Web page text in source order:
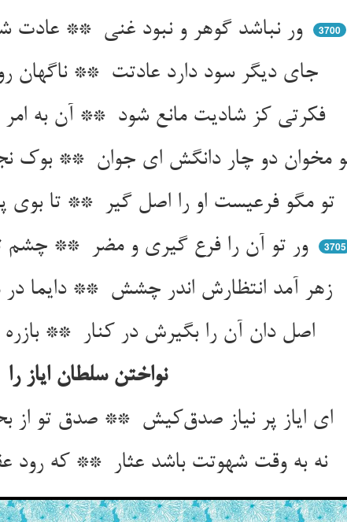
ور نباشد گوهر و نبود غنی ** عادت شیرین خود افزون کنی
3700
جای دیگر سود دارد عادتت ** ناگهان روزی بر آید حاجتت
فکرتی کز شادیت مانع شود ** آن به امر و حکمت صانع شود
ور تو آن را فرع گیری و مضر ** چشم تو در اصل باشد منتظر
3705
نواختن سلطان ایاز را
ای ایاز پر نیاز صدق‌کیش ** صدق تو از بحر و از کوهست بیش
نه به وقت شهوتت باشد عثار ** که رود عقل چو کوهت کاه‌وار